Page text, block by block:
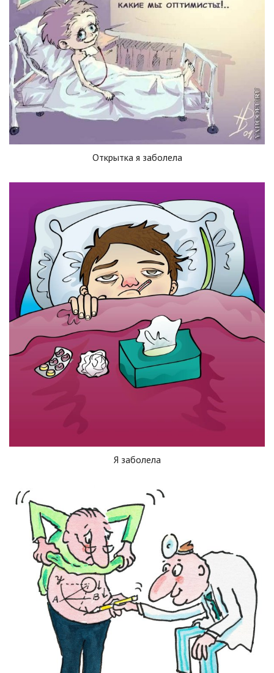
Открытка я заболела
Я заболела